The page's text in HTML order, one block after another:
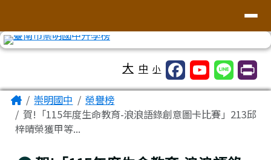
大 中 小
主內容區域
Home崇明國中
榮譽榜
賀!「115年度生命教育-浪浪語錄創意圖卡比賽」213邱
梓晴榮獲甲等...
頁尾區域